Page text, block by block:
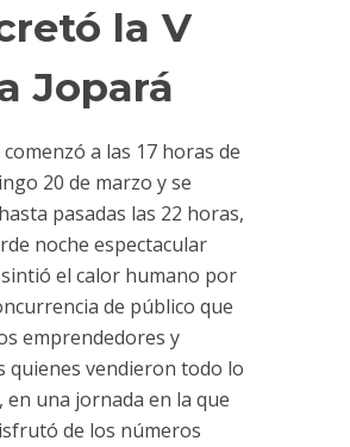
la V
Jopará
a las 17 horas de
20 de marzo y se
pasadas las 22 horas,
noche espectacular
el calor humano por
de público que
emprendedores y
quienes vendieron todo lo
en una jornada en la que
de los números